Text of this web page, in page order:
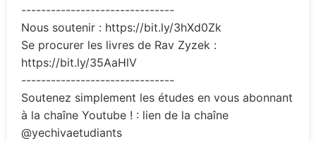
-------------------------------
Nous soutenir : https://bit.ly/3hXd0Zk
Se procurer les livres de Rav Zyzek :
https://bit.ly/35AaHlV
-------------------------------
Soutenez simplement les études en vous abonnant
à la chaîne Youtube ! : lien de la chaîne
@yechivaetudiants